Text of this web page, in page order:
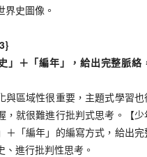
界史圖像。
＋「編年」，給出完整脈絡
區域性很重要，主題式學習也
，就很難進行批判式思考。【少
＋「編年」的編寫方式，給出
、進行批判性思考。